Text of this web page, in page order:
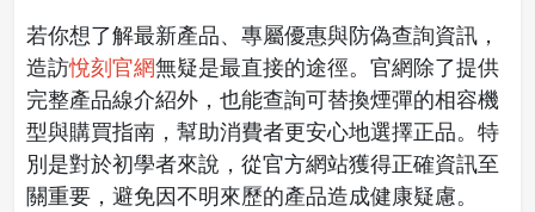
若你想了解最新產品、專屬優惠與防偽查詢資訊，
造訪悅刻官網無疑是最直接的途徑。官網除了提供
完整產品線介紹外，也能查詢可替換煙彈的相容機
型與購買指南，幫助消費者更安心地選擇正品。特
別是對於初學者來說，從官方網站獲得正確資訊至
關重要，避免因不明來歷的產品造成健康疑慮。